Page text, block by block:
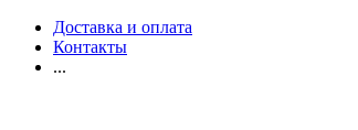
Доставка и оплата
Контакты
...